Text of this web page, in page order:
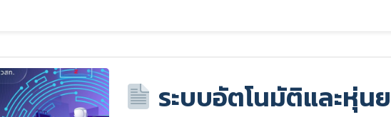
ระบบอัตโนมัติและหุ่น